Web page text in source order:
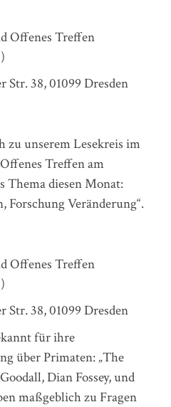
Offenes Treffen
Str. 38, 01099 Dresden
zu unserem Lesekreis im
Treffen am
Thema diesen Monat:
Forschung Veränderung“.
Offenes Treffen
Str. 38, 01099 Dresden
für ihre
über Primaten: „The
Dian Fossey, und
maßgeblich zu Fragen